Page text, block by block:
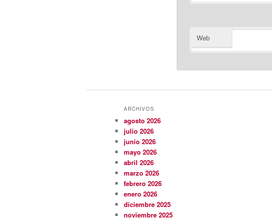
Web
ARCHIVOS
agosto 2026
julio 2026
junio 2026
mayo 2026
abril 2026
marzo 2026
febrero 2026
enero 2026
diciembre 2025
noviembre 2025